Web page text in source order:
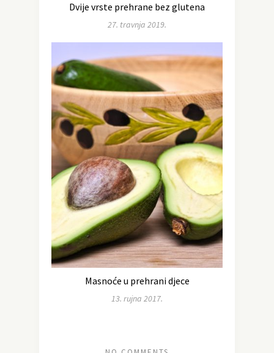
Dvije vrste prehrane bez glutena
27. travnja 2019.
Masnoće u prehrani djece
13. rujna 2017.